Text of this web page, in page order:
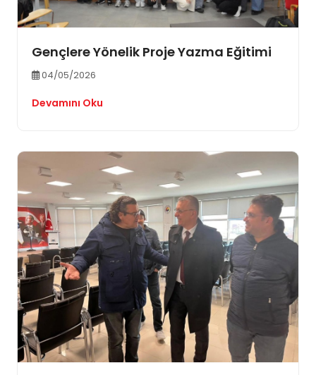
Gençlere Yönelik Proje Yazma Eğitimi
04/05/2026
Devamını Oku